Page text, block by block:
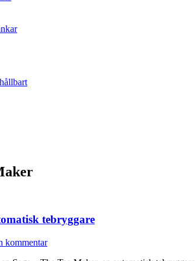
tebryggare
kommentar